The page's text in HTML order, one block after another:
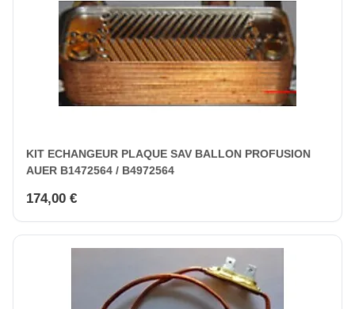
KIT ECHANGEUR PLAQUE SAV BALLON PROFUSION
AUER B1472564 / B4972564
174,00 €